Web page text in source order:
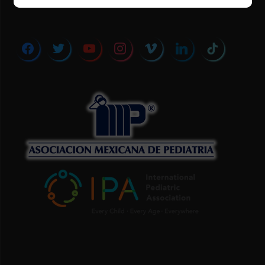
facebook twitter youtube instagramvimeo linkedin tiktok